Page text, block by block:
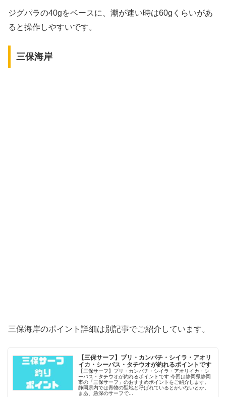
ジグパラの40gをベースに、潮が速い時は60gくらいがあ
ると操作しやすいです。
三保海岸
三保海岸のポイント詳細は別記事でご紹介しています。
【三保サーフ】ブリ・カンパチ・シイラ・アオリ
イカ・シーバス・タチウオが釣れるポイントです
【三保サーフ】ブリ・カンパチ・シイラ・アオリイカ・シ
ーバス・タチウオが釣れるポイントです 今回は静岡県静岡
市の「三保サーフ」のおすすめポイントをご紹介します。
静岡県内では青物の聖地と呼ばれているとかいないとか。
まあ、急深のサーフで...